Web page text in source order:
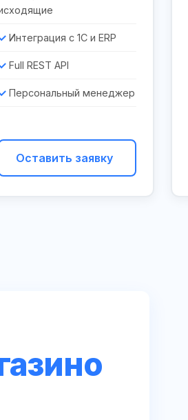
Интеграция с 1С и ERP
Full REST API
Персональный менеджер
Оставить заявку